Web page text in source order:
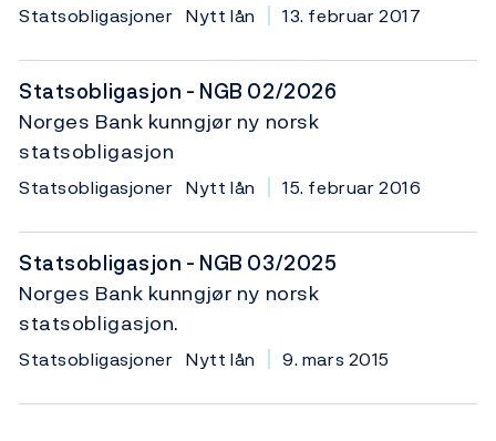
Statsobligasjoner Nytt lån 13. februar 2017
Statsobligasjon - NGB 02/2026
Norges Bank kunngjør ny norsk
statsobligasjon
Statsobligasjoner Nytt lån 15. februar 2016
Statsobligasjon - NGB 03/2025
Norges Bank kunngjør ny norsk
statsobligasjon.
Statsobligasjoner Nytt lån 9. mars 2015